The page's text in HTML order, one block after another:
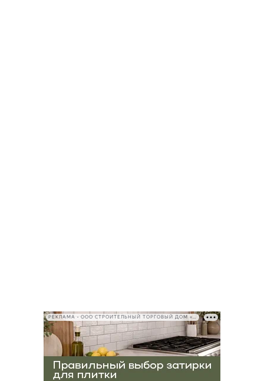
РЕКЛАМА • ООО СТРОИТЕЛЬНЫЙ ТОРГОВЫЙ ДОМ «ПЕТРОВИЧ», ИНН 7802348846